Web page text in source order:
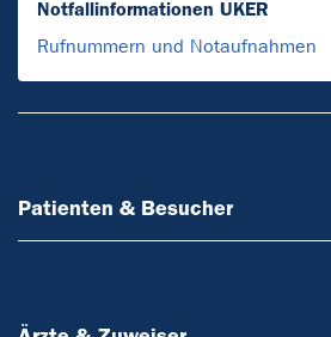
Notfallinformationen UKER
Rufnummern und Notaufnahmen
Patienten & Besucher